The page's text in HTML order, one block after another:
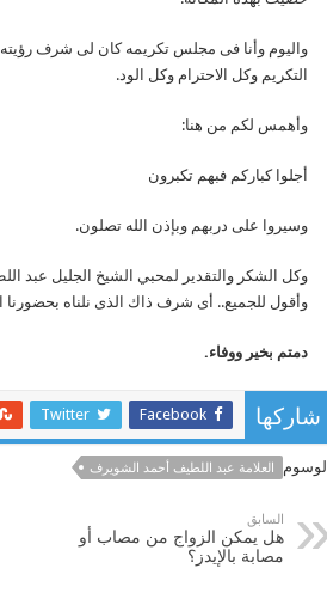
واليوم وأنا فى مجلس تكريمه كان لى شرف
التكريم وكل الاحترام وكل الود.
وأهمس لكم من هنا:
أجلوا كباركم فبهم تكبرون
وسيروا على دربهم وبإذن الله تصلون.
وكل الشكر والتقدير لمحبي الشيخ الجليل عبد
وأقول للجميع.. أى شرف ذاك الذى نلناه بحضورنا
دمتم بخير ووفاء.
شاركها Facebook
Twitter
الوسوم العلامة عبد اللطيف أحمد الشويرف
السابق
هل يمكن الزواج من مصاب أو
مصابة بالإيدز؟